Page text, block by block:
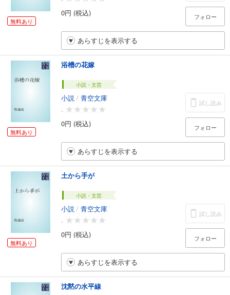
無料あり
0円 (税込)
フォロー
あらすじを表示する
無料あり
浴槽の花嫁
小説・文芸
小説 / 青空文庫
-
0円 (税込)
試し読み
フォロー
あらすじを表示する
無料あり
土から手が
小説・文芸
小説 / 青空文庫
-
0円 (税込)
試し読み
フォロー
あらすじを表示する
沈黙の水平線